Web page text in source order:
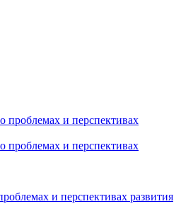
и перспективах развития